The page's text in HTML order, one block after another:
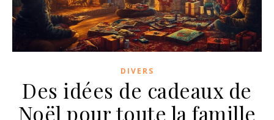
DIVERS
Des idées de cadeaux de
Noël pour toute la famille